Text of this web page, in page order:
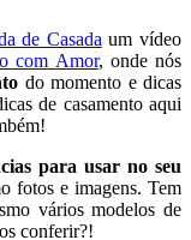
com Amor, onde nós
do momento e dicas
de casamento aqui
fotos e imagens. Tem
vários modelos de
conferir?!